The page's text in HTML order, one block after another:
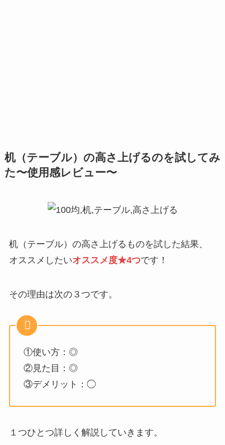
机（テーブル）の高さ上げるのを試してみ
た〜使用感レビュー〜
机（テーブル）の高さ上げるものを試した結果、
オススメしたいオススメ度★4つです！
その理由は次の３つです。
①使い方：◎
②見た目：◎
③デメリット：◯
１つひとつ詳しく解説していきます。